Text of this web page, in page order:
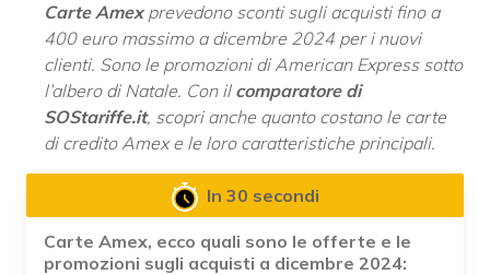
Carte Amexprevedono sconti sugli acquisti fino a
400 euro massimo a dicembre 2024 per i nuovi
clienti. Sono le promozioni di American Express sotto
l’albero di Natale. Con il comparatore di
SOStariffe.it, scopri anche quanto costano le carte
di credito Amex e le loro caratteristiche principali.
In 30 secondi
Carte Amex, ecco quali sono le offerte e le
promozioni sugli acquisti a dicembre 2024: